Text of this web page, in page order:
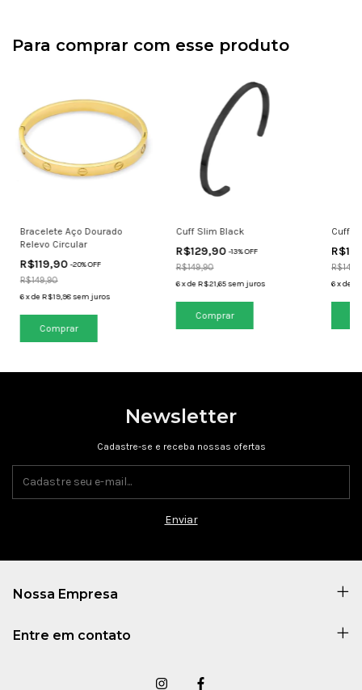
Para comprar com esse produto
Bracelete Aço Dourado
Relevo Circular
R$119,90-20% OFF
R$149,90
6xdeR$19,98sem juros
Cuff Slim Black
R$129,90-13% OFF
R$149,90
6xdeR$21,65 sem juros
Cuff
6xde
Newsletter
Cadastre-se e receba nossas ofertas
Nossa Empresa
Entre em contato